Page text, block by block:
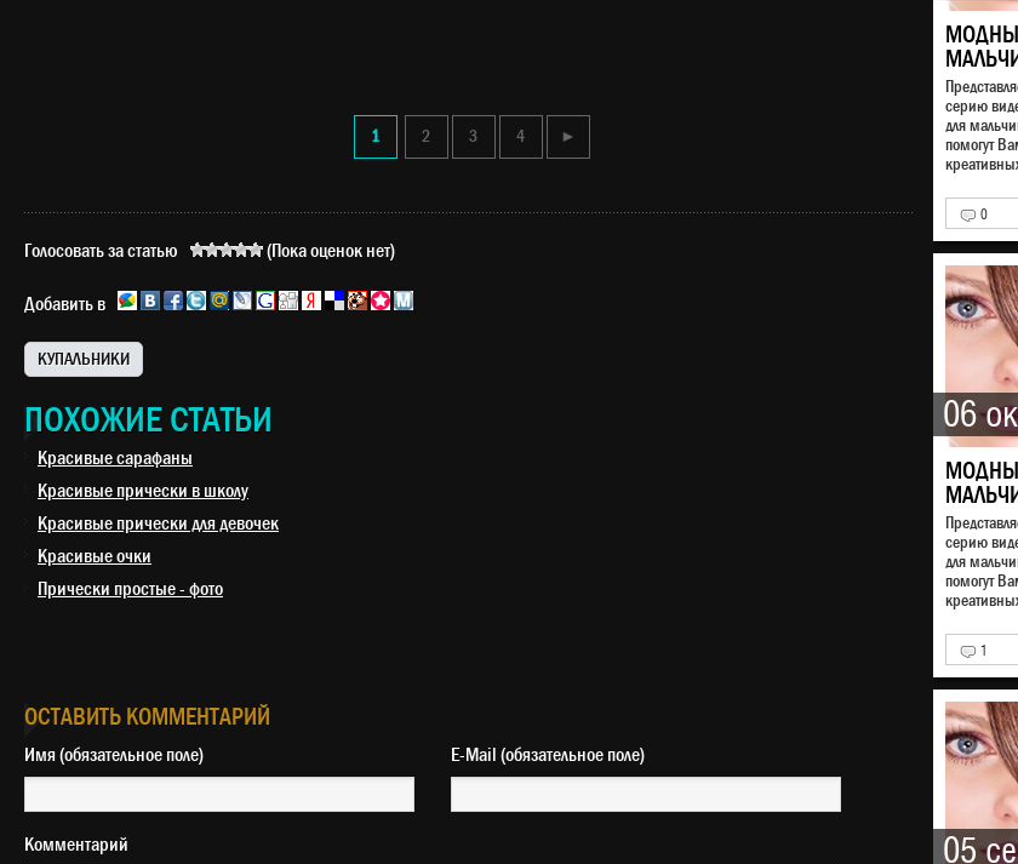
1 2 3 4 ►
Голосовать за статью (Пока оценок нет)
Добавить в
КУПАЛЬНИКИ
ПОХОЖИЕ СТАТЬИ
Красивые сарафаны
Красивые прически в школу
Красивые прически для девочек
Красивые очки
Прически простые - фото
ОСТАВИТЬ КОММЕНТАРИЙ
Имя (обязательное поле) E-Mail (обязательное поле)
Комментарий
серию
для
помогут
0
06
серию
для
помогут
1
05